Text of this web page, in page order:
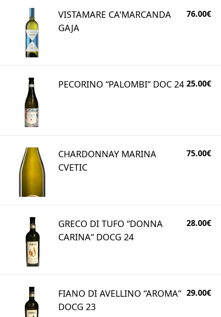
VISTAMARE CA'MARCANDA
GAJA
76.00€
PECORINO “PALOMBI“ DOC 24 25.00€
CHARDONNAY MARINA
CVETIC
75.00€
GRECO DI TUFO “DONNA
CARINA“ DOCG 24
28.00€
FIANO DI AVELLINO “AROMA“
DOCG 23
29.00€